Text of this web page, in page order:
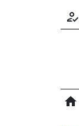
how_to_reg
home